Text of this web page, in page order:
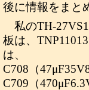
後に情報をまと
私のTH-
板は、
は、
C708（
C709（